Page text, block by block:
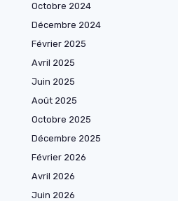
Octobre 2024
Décembre 2024
Février 2025
Avril 2025
Juin 2025
Août 2025
Octobre 2025
Décembre 2025
Février 2026
Avril 2026
Juin 2026